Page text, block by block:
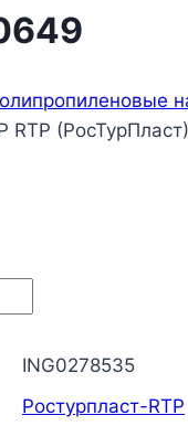
RTP
ING0278535
Ростурпласт-RTP